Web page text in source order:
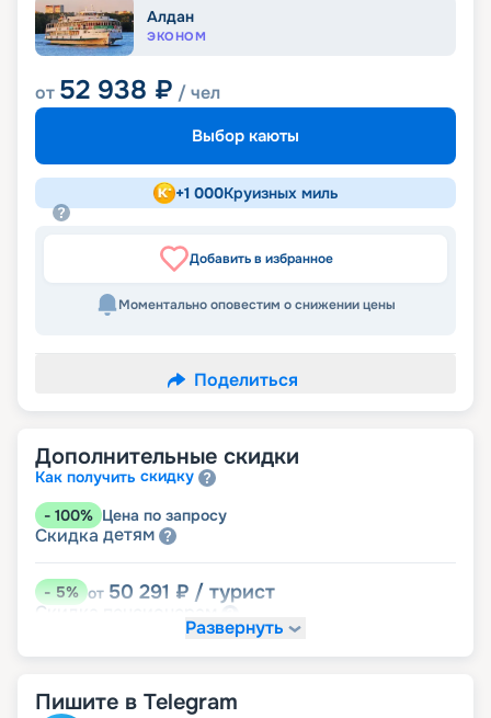
Алдан
ЭКОНОМ
от 52 938 ₽ / чел
Выбор каюты
+1 000Круизных миль
Добавить в избранное
Моментально оповестим о снижении цены
Поделиться
Дополнительные скидки
Как получить скидку
- 100% Цена по запросу
Скидка детям
-5% от 50 291 ₽ / турист
Скидка
Развернуть
Пишите в Telegram